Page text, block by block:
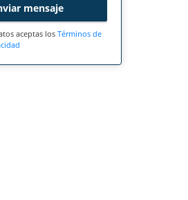
mensaje
aceptas los Términos de